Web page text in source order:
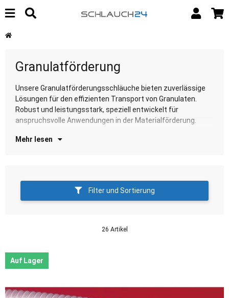
Granulatförderung
Unsere Granulatförderungsschläuche bieten zuverlässige
Lösungen für den effizienten Transport von Granulaten.
Robust und leistungsstark, speziell entwickelt für
anspruchsvolle Anwendungen in der Materialförderung.
Entdecken Sie unsere Auswahl für effiziente
Mehr lesen
Filter und Sortierung
26 Artikel
Auf Lager